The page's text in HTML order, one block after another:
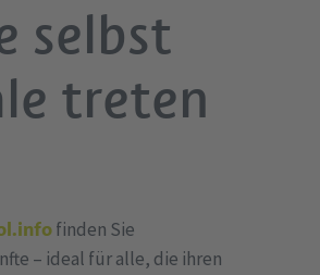
selbst
treten
finden Sie
– ideal für alle, die ihren